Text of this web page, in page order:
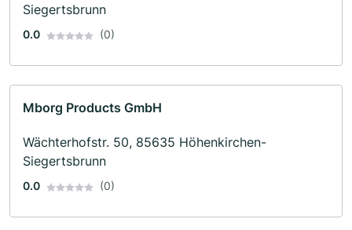
Siegertsbrunn
0.0 (0)
Mborg Products GmbH
Wächterhofstr. 50, 85635 Höhenkirchen-
Siegertsbrunn
0.0 (0)